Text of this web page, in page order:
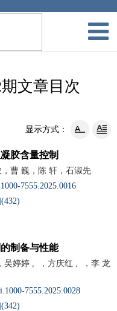
文章目次
显示方式：
胶含量控制
，曹 巍，陈 轩，石淑先
7555.2025.0016
432)
制备与性能
，吴婷婷 , ，方庆红 ,
，李 龙
7555.2025.0028
342)